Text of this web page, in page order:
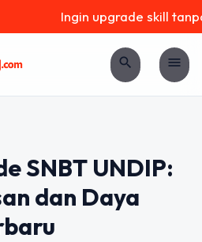
Ingin upgrade skill
search menu
SNBT UNDIP:
dan Daya